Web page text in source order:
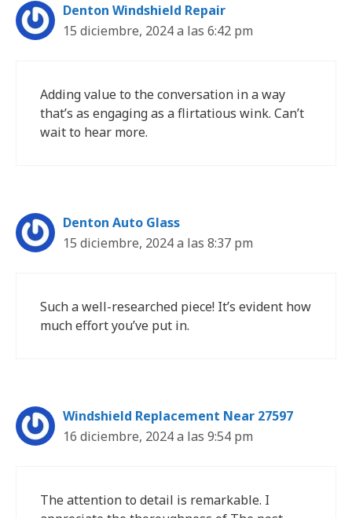
Denton Windshield Repair
15 diciembre, 2024 a las 6:42 pm
Adding value to the conversation in a way
that’s as engaging as a flirtatious wink. Can’t
wait to hear more.
Denton Auto Glass
15 diciembre, 2024 a las 8:37 pm
Such a well-researched piece! It’s evident how
much effort you’ve put in.
Windshield Replacement Near 27597
16 diciembre, 2024 a las 9:54 pm
The attention to detail is remarkable. I